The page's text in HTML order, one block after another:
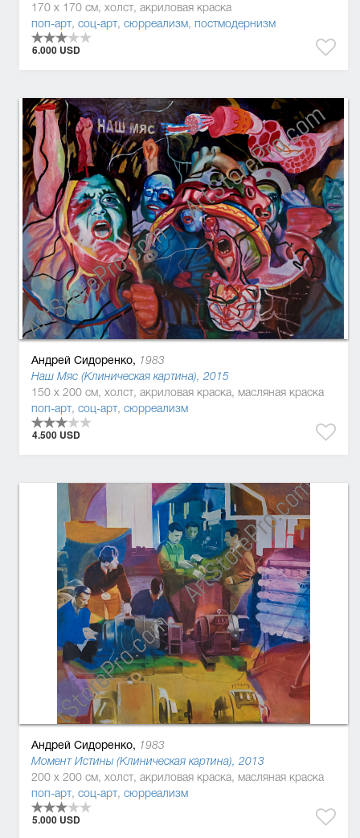
170 x 170 см, холст, акриловая краска
поп-арт, соц-арт, сюрреализм, постмодернизм
6.000 USD
Андрей Сидоренко, 1983
Наш Мяс (Клиническая картина), 2015
150 x 200 см, холст, акриловая краска, масляная краска
поп-арт, соц-арт, сюрреализм
4.500 USD
Андрей Сидоренко, 1983
Момент Истины (Клиническая картина), 2013
200 x 200 см, холст, акриловая краска, масляная краска
поп-арт, соц-арт, сюрреализм
5.000 USD